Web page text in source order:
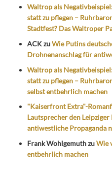
Waltrop als
statt zu pflegen –
Stadtfest? Das Waltroper
ACKzuWie Putins
Drohnenanschlag für
Waltrop als
statt zu pflegen –
selbst entbehrlich machen
"Kaiserfront Extra"-
Lautsprecher den
antiwestliche Propaganda
Frank WohlgemuthzuWie
entbehrlich machen